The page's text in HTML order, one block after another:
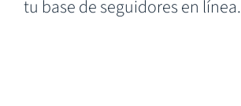
tu base de seguidores en línea.